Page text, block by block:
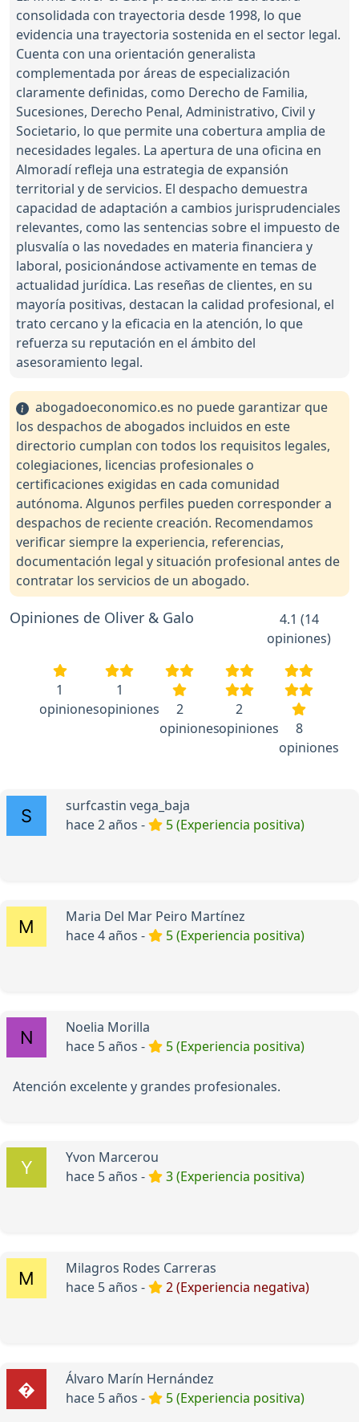
consolidada con trayectoria desde 1998, lo que
evidencia una trayectoria sostenida en el sector legal.
Cuenta con una orientación generalista
complementada por áreas de especialización
claramente definidas, como Derecho de Familia,
Sucesiones, Derecho Penal, Administrativo, Civil y
Societario, lo que permite una cobertura amplia de
necesidades legales. La apertura de una oficina en
Almoradí refleja una estrategia de expansión
territorial y de servicios. El despacho demuestra
capacidad de adaptación a cambios jurisprudenciales
relevantes, como las sentencias sobre el impuesto de
plusvalía o las novedades en materia financiera y
laboral, posicionándose activamente en temas de
actualidad jurídica. Las reseñas de clientes, en su
mayoría positivas, destacan la calidad profesional, el
trato cercano y la eficacia en la atención, lo que
refuerza su reputación en el ámbito del
asesoramiento legal.
abogadoeconomico.es no puede garantizar que
los despachos de abogados incluidos en este
directorio cumplan con todos los requisitos legales,
colegiaciones, licencias profesionales o
certificaciones exigidas en cada comunidad
autónoma. Algunos perfiles pueden corresponder a
despachos de reciente creación. Recomendamos
verificar siempre la experiencia, referencias,
documentación legal y situación profesional antes de
contratar los servicios de un abogado.
Opiniones de Oliver & Galo
4.1 (14
opiniones)
1
opiniones
1
opiniones
2
opiniones
2
opiniones
8
opiniones
surfcastin vega_baja
hace 2 años -
5 (Experiencia positiva)
Maria Del Mar Peiro Martínez
hace 4 años -
5 (Experiencia positiva)
Noelia Morilla
hace 5 años -
5 (Experiencia positiva)
Atención excelente y grandes profesionales.
Yvon Marcerou
hace 5 años -
3 (Experiencia positiva)
Milagros Rodes Carreras
hace 5 años -
2 (Experiencia negativa)
Álvaro Marín Hernández
hace 5 años -
5 (Experiencia positiva)